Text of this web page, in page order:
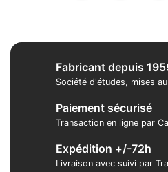
Fabricant depuis
Société d'études, mises
Paiement sécurisé
Transaction en ligne par
Expédition +/-72h
Livraison avec suivi par